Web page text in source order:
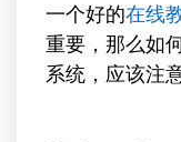
一个好的在线
重要，那么如
系统，应该注